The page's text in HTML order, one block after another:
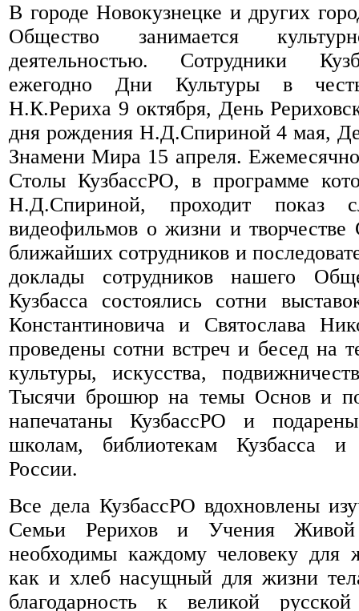
В городе Новокузнецке и других
Общество занимается культурно-
деятельностью. Сотрудники
ежегодно Дни Культуры в
Н.К.Рериха 9 октября, День
дня рождения Н.Д.Спириной 4 мая,
Знамени Мира 15 апреля.
Столы КузбассРО, в программе
Н.Д.Спириной, проходит показ
видеофильмов о жизни и
ближайших сотрудников и
доклады сотрудников нашего
Кузбасса состоялись сотни
Константиновича и Святослава
проведены сотни встреч и бесед на
культуры, искусства,
Тысячи брошюр на темы Основ и
напечатаны КузбассРО и
школам, библиотекам Кузбасса и
России.
Все дела КузбассРО вдохновлены
Семьи Рерихов и Учения
необходимы каждому человеку для
как и хлеб насущный для жизни
благодарность к великой